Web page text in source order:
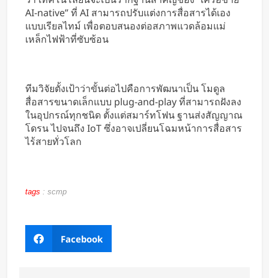
AI-native” ที่ AI สามารถปรับแต่งการสื่อสารได้เอง
แบบเรียลไทม์ เพื่อตอบสนองต่อสภาพแวดล้อมแม่
เหล็กไฟฟ้าที่ซับซ้อน
ทีมวิจัยตั้งเป้าว่าขั้นต่อไปคือการพัฒนาเป็น โมดูล
สื่อสารขนาดเล็กแบบ plug-and-play ที่สามารถฝังลง
ในอุปกรณ์ทุกชนิด ตั้งแต่สมาร์ทโฟน ฐานส่งสัญญาณ
โดรน ไปจนถึง IoT ซึ่งอาจเปลี่ยนโฉมหน้าการสื่อสาร
ไร้สายทั่วโลก
tags : scmp
Facebook